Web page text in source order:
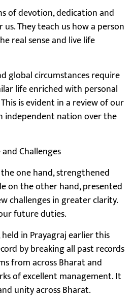
of devotion, dedication and
They teach us how a person
real sense and live life
global circumstances require
life enriched with personal
is evident in a review of our
independent nation over the
Challenges
one hand, strengthened
on the other hand, presented
challenges in greater clarity.
future duties.
in Prayagraj earlier this
by breaking all past records
from across Bharat and
of excellent management. It
unity across Bharat.